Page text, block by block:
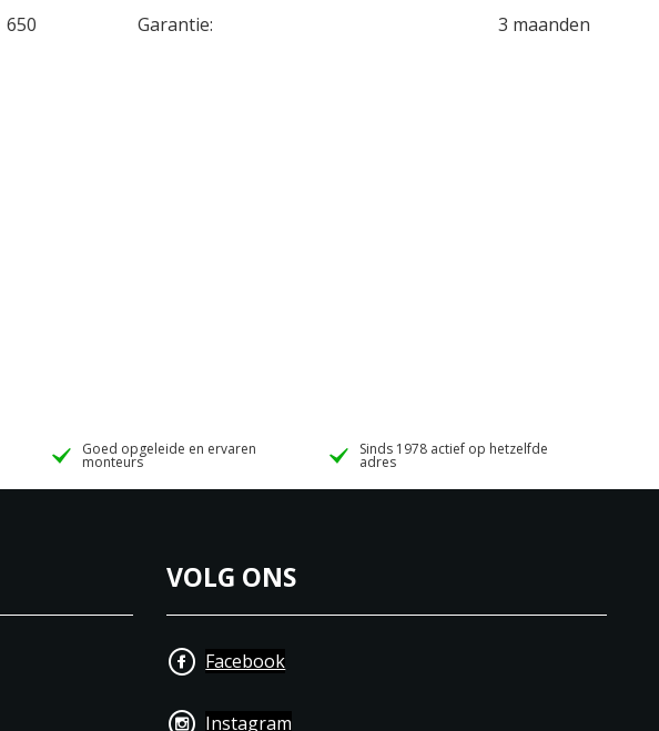
650 Garantie: 3 maanden
Goed opgeleide en ervaren
monteurs
Sinds 1978 actief op hetzelfde
adres
VOLG ONS
Facebook
Instagram